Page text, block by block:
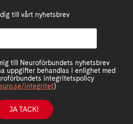
till vårt nyhetsbrev
till Neuroförbundets nyhetsbrev
uppgifter behandlas i enlighet med
integritetspolicy
integritet)
JA TACK!